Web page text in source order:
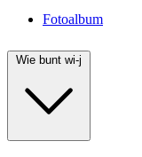
Fotoalbum
Wie bunt wi-j